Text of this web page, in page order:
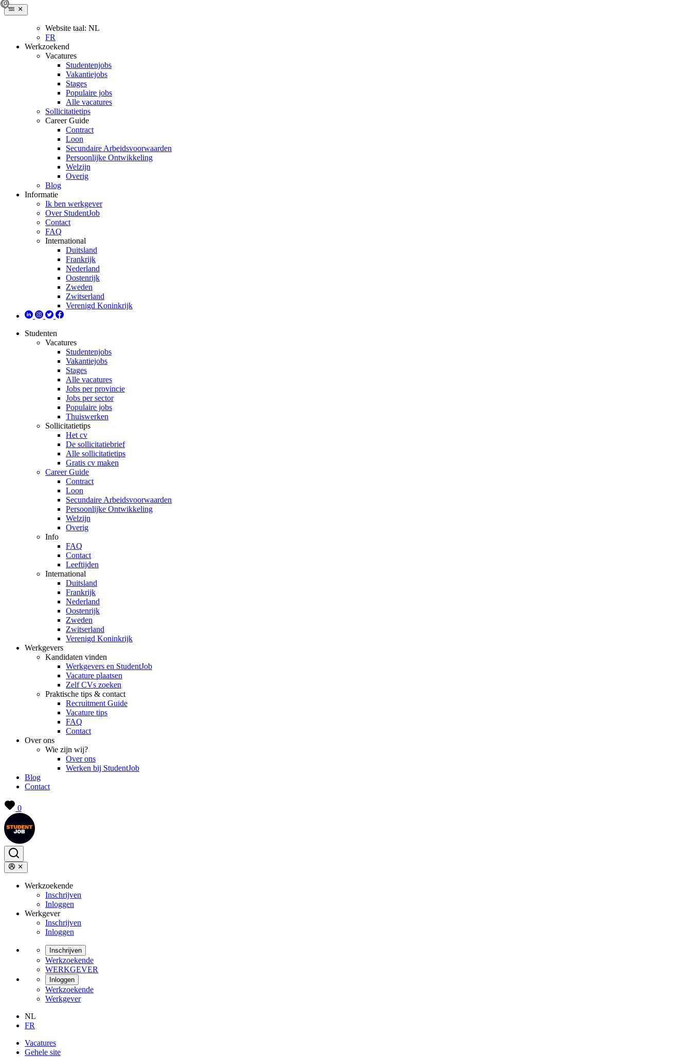
Website taal: NL
FR
Werkzoekend
Vacatures
Studentenjobs
Vakantiejobs
Stages
Populaire jobs
Alle vacatures
Sollicitatietips
Career Guide
Contract
Loon
Secundaire Arbeidsvoorwaarden
Persoonlijke Ontwikkeling
Welzijn
Overig
Blog
Informatie
Ik ben werkgever
Over StudentJob
Contact
FAQ
International
Duitsland
Frankrijk
Nederland
Oostenrijk
Zweden
Zwitserland
Verenigd Koninkrijk
Studenten
Vacatures
Studentenjobs
Vakantiejobs
Stages
Alle vacatures
Jobs per provincie
Jobs per sector
Populaire jobs
Thuiswerken
Sollicitatietips
Het cv
De sollicitatiebrief
Alle sollicitatietips
Gratis cv maken
Career Guide
Contract
Loon
Secundaire Arbeidsvoorwaarden
Persoonlijke Ontwikkeling
Welzijn
Overig
Info
FAQ
Contact
Leeftijden
International
Duitsland
Frankrijk
Nederland
Oostenrijk
Zweden
Zwitserland
Verenigd Koninkrijk
Werkgevers
Kandidaten vinden
Werkgevers en StudentJob
Vacature plaatsen
Zelf CVs zoeken
Praktische tips & contact
Recruitment Guide
Vacature tips
FAQ
Contact
Over ons
Wie zijn wij?
Over ons
Werken bij StudentJob
Blog
Contact
0
Werkzoekende
Inschrijven
Inloggen
Werkgever
Inschrijven
Inloggen
Inschrijven
Werkzoekende
WERKGEVER
Inloggen
Werkzoekende
Werkgever
NL
FR
Vacatures
Gehele site